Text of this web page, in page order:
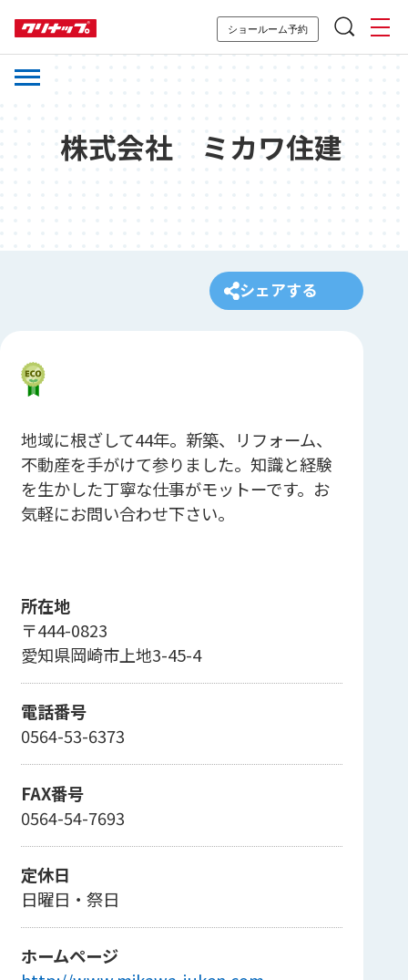
ショールーム予約
株式会社 ミカワ住建
シェアする
地域に根ざして44年。新築、リフォーム、
不動産を手がけて参りました。知識と経験
を生かした丁寧な仕事がモットーです。お
気軽にお問い合わせ下さい。
所在地
〒444-0823
愛知県岡崎市上地3-45-4
電話番号
0564-53-6373
FAX番号
0564-54-7693
定休日
日曜日・祭日
ホームページ